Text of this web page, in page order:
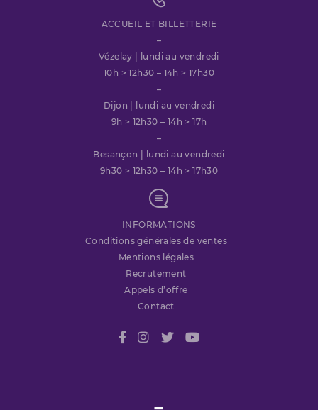
ACCUEIL ET BILLETTERIE
–
Vézelay | lundi au vendredi
10h > 12h30 – 14h > 17h30
–
Dijon | lundi au vendredi
9h > 12h30 – 14h > 17h
–
Besançon | lundi au vendredi
9h30 > 12h30 – 14h > 17h30
INFORMATIONS
Conditions générales de ventes
Mentions légales
Recrutement
Appels d’offre
Contact